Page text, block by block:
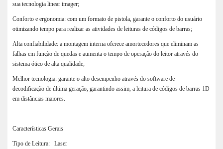
sua tecnologia linear imager;
Conforto e ergonomia: com um formato de pistola, garante o conforto do usuário
otimizando tempo para realizar as atividades de leituras de códigos de barras;
Alta confiabilidade: a montagem interna oferece amortecedores que eliminam as
falhas em função de quedas e aumenta o tempo de operação do leitor através do
sistema ótico de alta qualidade;
Melhor tecnologia: garante o alto desempenho através do software de
decodificação de última geração, garantindo assim, a leitura de códigos de barras 1D
em distâncias maiores.
Características Gerais
Tipo de Leitura: Laser